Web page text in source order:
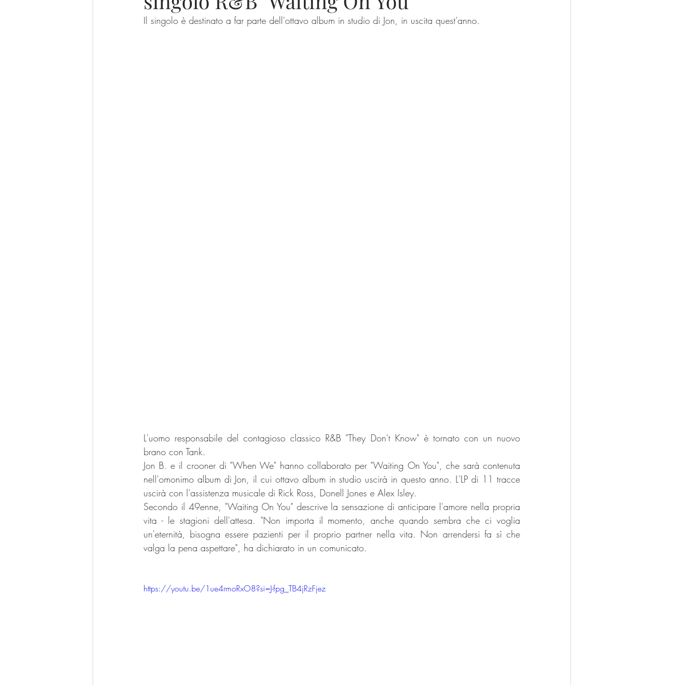
Il singolo è destinato a far parte dell'ottavo album in studio di Jon, in uscita quest’anno.
L'uomo responsabile del contagioso classico R&B "They Don't Know" è tornato con un nuovo
brano con Tank.
Jon B. e il crooner di "When We" hanno collaborato per "Waiting On You", che sarà contenuta
nell'omonimo album di Jon, il cui ottavo album in studio uscirà in questo anno. L'LP di 11 tracce
uscirà con l'assistenza musicale di Rick Ross, Donell Jones e Alex Isley.
Secondo il 49enne, "Waiting On You" descrive la sensazione di anticipare l'amore nella propria
vita - le stagioni dell'attesa. "Non importa il momento, anche quando sembra che ci voglia
un'eternità, bisogna essere pazienti per il proprio partner nella vita. Non arrendersi fa sì che
valga la pena aspettare", ha dichiarato in un comunicato.
https://youtu.be/1ue4rmoRxO8?si=J-fpg_TB4jRzFjez